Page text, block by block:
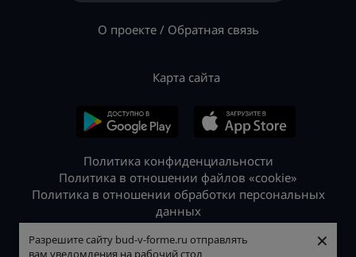
Разрешите сайту bud-v-forme.ru отправлять
вам уведомления на рабочий стол
×
Разрешите сайту bud-v-forme.ru отправлять
вам уведомления на рабочий стол
×
О проекте/ Обратная связь
Карта сайта
Политика конфиденциальности
Политика в отношении файлов «cookie»
Политика в отношении обработки персональных
данных
© 2026 «Будь в форме»